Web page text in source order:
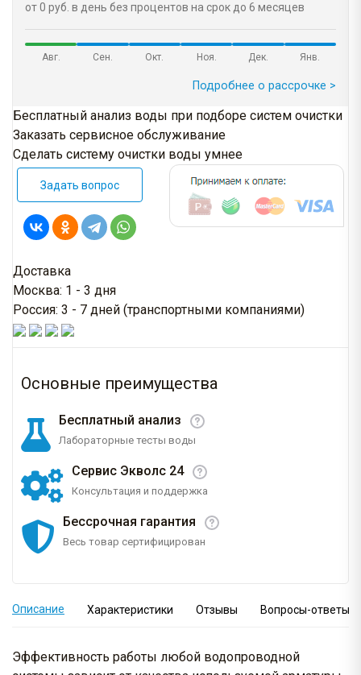
от 0 руб. в день без процентов на срок до 6 месяцев
Авг. Сен. Окт. Ноя. Дек. Янв.
Подробнее о рассрочке >
Бесплатный анализ воды при подборе систем очистки
Заказать сервисное обслуживание
Сделать систему очистки воды умнее
Задать вопрос
Доставка
Москва: 1 - 3 дня
Россия: 3 - 7 дней (транспортными компаниями)
Основные преимущества
Бесплатный анализ
Лабораторные тесты воды
Сервис Экволс 24
Консультация и поддержка
Бессрочная гарантия
Весь товар сертифицирован
Описание Характеристики Отзывы Вопросы-ответы
Эффективность работы любой водопроводной